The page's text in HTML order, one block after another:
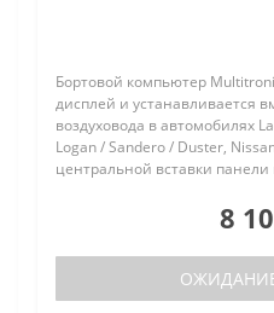
Бортовой компьютер
дисплей и устанавливается
воздуховода в автомобилях
Logan / Sandero / Duster,
центральной вставки панели
8